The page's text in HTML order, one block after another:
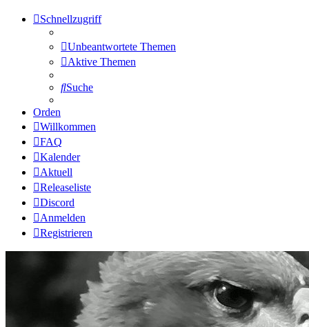
Schnellzugriff
Unbeantwortete Themen
Aktive Themen
Suche
Orden
Willkommen
FAQ
Kalender
Aktuell
Releaseliste
Discord
Anmelden
Registrieren